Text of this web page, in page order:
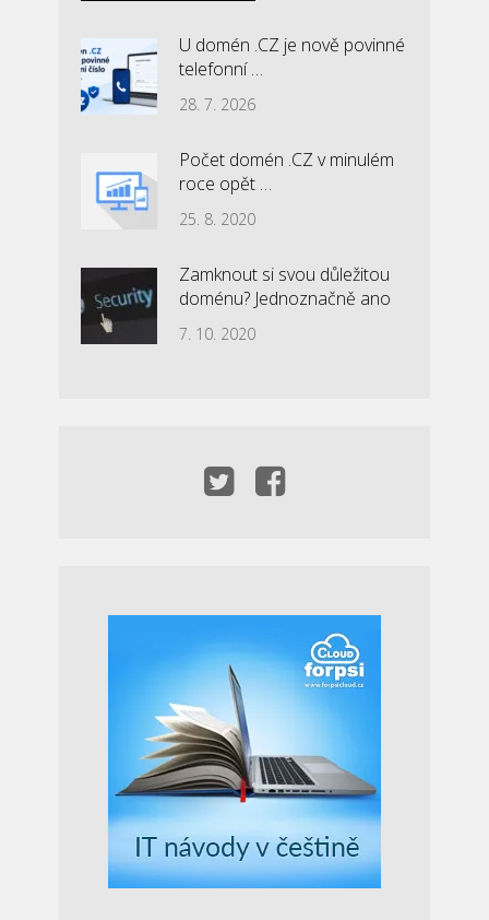
U domén .CZ je nově povinné
telefonní …
28. 7. 2026
Počet domén .CZ v minulém
roce opět …
25. 8. 2020
Zamknout si svou důležitou
doménu? Jednoznačně ano
7. 10. 2020